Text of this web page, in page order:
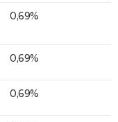
0,69%
0,69%
0,69%